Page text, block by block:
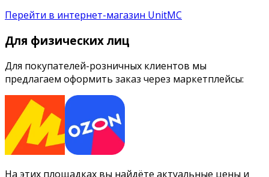
Перейти в интернет-магазин UnitMC
Для физических лиц
Для покупателей-розничных клиентов мы
предлагаем оформить заказ через маркетплейсы:
На этих площадках вы найдёте актуальные цены и